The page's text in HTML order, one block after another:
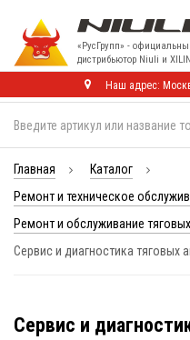
«РусГрупп» -
диcтрибьютор Niuli и XILIN
Наш адрес:
Главная
Каталог
Ремонт и техническое
Ремонт и обслуживание
Сервис и диагностика тяговых
Сервис и